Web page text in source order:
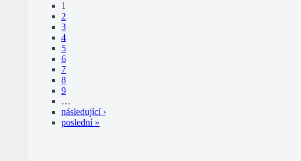
1
2
3
4
5
6
7
8
9
…
následující ›
poslední »